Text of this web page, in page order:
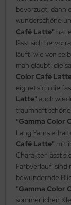
bevorzugt, dann
wunderschöne
Café Latte" hat
lässt sich
läuft "wie von
man glaubt, die
Color Café
eignet sich die
Latte" auch
traumhaft
"Gamma Color
Lang Yarns
Café Latte" mit
Charakter lässt
Farbverlauf" sind
bewundernde
"Gamma Color
sommerlichen